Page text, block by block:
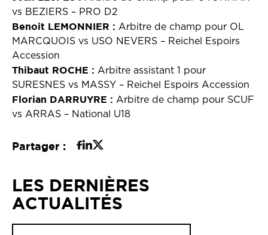
vs BEZIERS – PRO D2
Benoit LEMONNIER : Arbitre de champ pour OL
MARCQUOIS vs USO NEVERS – Reichel Espoirs
Accession
Thibaut ROCHE : Arbitre assistant 1 pour
SURESNES vs MASSY – Reichel Espoirs Accession
Florian DARRUYRE : Arbitre de champ pour SCUF
vs ARRAS – National U18
Partager :
LES DERNIÈRES
ACTUALITÉS